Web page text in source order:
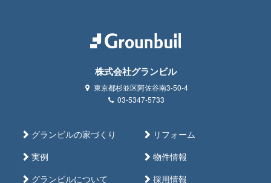
株式会社グランビル
東京都杉並区阿佐谷南3-50-4
03-5347-5733
グランビルの家づくり
リフォーム
実例
物件情報
グランビルについて
採用情報